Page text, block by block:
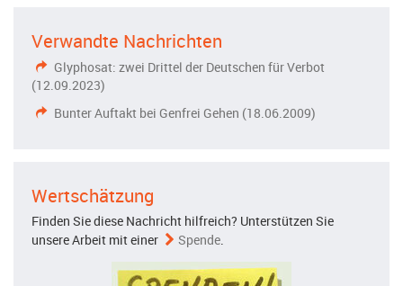
Verwandte Nachrichten
Glyphosat: zwei Drittel der Deutschen für Verbot
(12.09.2023)
Bunter Auftakt bei Genfrei Gehen (18.06.2009)
Wertschätzung
Finden Sie diese Nachricht hilfreich? Unterstützen Sie
unsere Arbeit mit einer
Spende.